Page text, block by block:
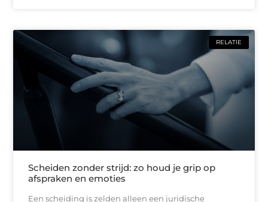
RELATIE
Scheiden zonder strijd: zo houd je grip op
afspraken en emoties
Een scheiding is zelden alleen een juridische